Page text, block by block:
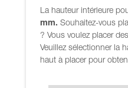
La hauteur intérieure
mm. Souhaitez-vous
? Vous voulez placer
Veuillez sélectionner la
haut à placer pour